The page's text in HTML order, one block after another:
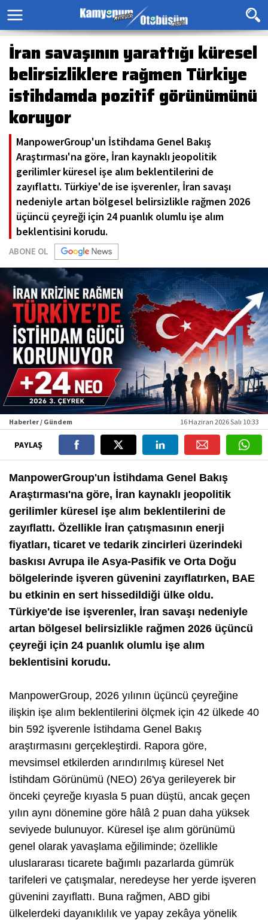
İran savaşının yarattığı küresel
belirsizliklere rağmen Türkiye
istihdamda pozitif görünümünü
koruyor
ManpowerGroup'un İstihdama Genel Bakış
Araştırması'na göre, İran kaynaklı jeopolitik
gerilimler küresel işe alım beklentilerini de
zayıflattı. Türkiye'de ise işverenler, İran savaşı
nedeniyle artan bölgesel belirsizlikle rağmen 2026
üçüncü çeyreği için 24 puanlık olumlu işe alım
beklentisini korudu.
ABONE OL
Haberler / Gündem 16 Haziran 2026 Salı 10:33
PAYLAŞ
ManpowerGroup'un İstihdama Genel Bakış
Araştırması'na göre, İran kaynaklı jeopolitik
gerilimler küresel işe alım beklentilerini de
zayıflattı. Özellikle İran çatışmasının enerji
fiyatları, ticaret ve tedarik zincirleri üzerindeki
baskısı Avrupa ile Asya-Pasifik ve Orta Doğu
bölgelerinde işveren güvenini zayıflatırken, BAE
bu etkinin en sert hissedildiği ülke oldu.
Türkiye'de ise işverenler, İran savaşı nedeniyle
artan bölgesel belirsizlikle rağmen 2026 üçüncü
çeyreği için 24 puanlık olumlu işe alım
beklentisini korudu.
ManpowerGroup, 2026 yılının üçüncü çeyreğine
ilişkin işe alım beklentilerini ölçmek için 42 ülkede 40
bin 592 işverenle İstihdama Genel Bakış
araştırmasını gerçekleştirdi. Rapora göre,
mevsimsel etkilerden arındırılmış küresel Net
İstihdam Görünümü (NEO) 26'ya gerileyerek bir
önceki çeyreğe kıyasla 5 puan düştü, ancak geçen
yılın aynı dönemine göre hâlâ 2 puan daha yüksek
seviyede bulunuyor. Küresel işe alım görünümü
genel olarak yavaşlama eğiliminde; özellikle
uluslararası ticarete bağımlı pazarlarda gümrük
tarifeleri ve çatışmalar, neredeyse her yerde işveren
güvenini zayıflattı. Buna rağmen, ABD gibi
ülkelerdeki dayanıklılık ve yapay zekâya yönelik